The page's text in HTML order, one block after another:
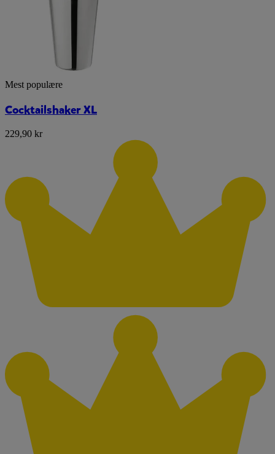
Mest populære
Cocktailshaker XL
229,90 kr